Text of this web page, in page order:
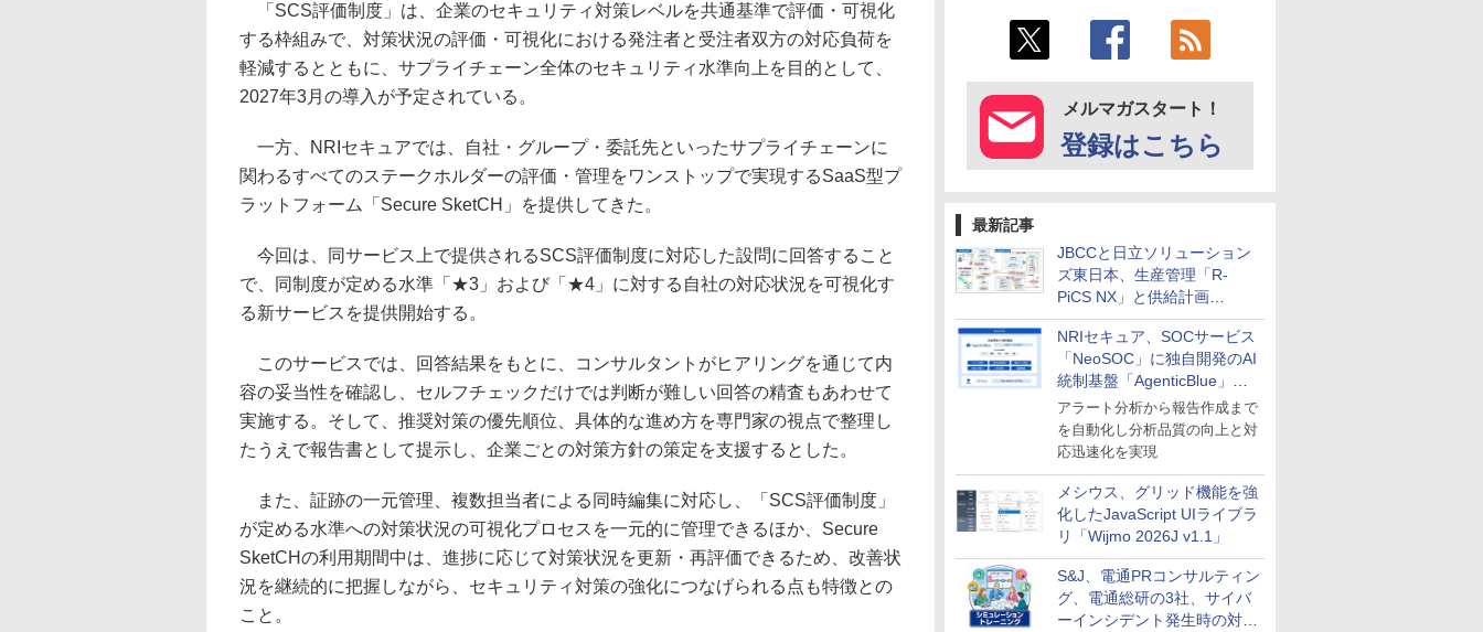
メルマガスタート！
登録はこちら
最新記事
JBCCと日立ソリューション
ズ東日本、生産管理「R-
PiCS NX」と供給計画
「scSQUARE ISP」の連携サ
ービスを提供開始
NRIセキュア、SOCサービス
「NeoSOC」に独自開発のAI
統制基盤「AgenticBlue」を
導入
アラート分析から報告作成まで
を自動化し分析品質の向上と対
応迅速化を実現
メシウス、グリッド機能を強
化したJavaScript UIライブラ
リ「Wijmo 2026J v1.1」
S&J、電通PRコンサルティン
グ、電通総研の3社、サイバ
ーインシデント発生時の対応
「SCS評価制度」は、企業のセキュリティ対策レベルを共通基準で評価・可視化
する枠組みで、対策状況の評価・可視化における発注者と受注者双方の対応負荷を
軽減するとともに、サプライチェーン全体のセキュリティ水準向上を目的として、
2027年3月の導入が予定されている。
一方、NRIセキュアでは、自社・グループ・委託先といったサプライチェーンに
関わるすべてのステークホルダーの評価・管理をワンストップで実現するSaaS型プ
ラットフォーム「Secure SketCH」を提供してきた。
今回は、同サービス上で提供されるSCS評価制度に対応した設問に回答すること
で、同制度が定める水準「★3」および「★4」に対する自社の対応状況を可視化す
る新サービスを提供開始する。
このサービスでは、回答結果をもとに、コンサルタントがヒアリングを通じて内
容の妥当性を確認し、セルフチェックだけでは判断が難しい回答の精査もあわせて
実施する。そして、推奨対策の優先順位、具体的な進め方を専門家の視点で整理し
たうえで報告書として提示し、企業ごとの対策方針の策定を支援するとした。
また、証跡の一元管理、複数担当者による同時編集に対応し、「SCS評価制度」
が定める水準への対策状況の可視化プロセスを一元的に管理できるほか、Secure
SketCHの利用期間中は、進捗に応じて対策状況を更新・再評価できるため、改善状
況を継続的に把握しながら、セキュリティ対策の強化につなげられる点も特徴との
こと。